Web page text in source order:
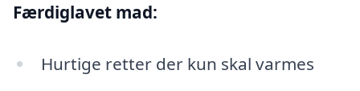
Færdiglavet mad:
Hurtige retter der kun skal varmes